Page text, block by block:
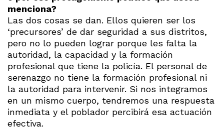
menciona?
Las dos cosas se dan. Ellos quieren ser los
‘precursores’ de dar seguridad a sus distritos,
pero no lo pueden lograr porque les falta la
autoridad, la capacidad y la formación
profesional que tiene la policía. El personal de
serenazgo no tiene la formación profesional ni
la autoridad para intervenir. Si nos integramos
en un mismo cuerpo, tendremos una respuesta
inmediata y el poblador percibirá esa actuación
efectiva.